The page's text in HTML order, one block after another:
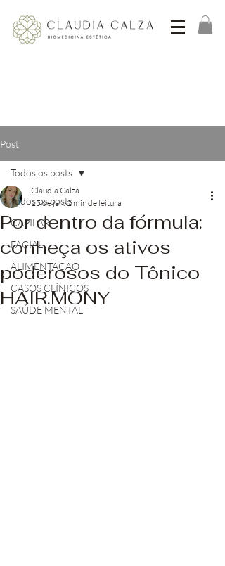
Post
Todos os posts
CAPILAR
FACIAL
ALIMENTAÇÃO
CASOS CLÍNICOS
SAÚDE MENTAL
Todos os posts
Por dentro da fórmula:
conheça os ativos
poderosos do Tônico
HAIR.MONY
Claudia Calza
15 de jan. 2 min de leitura